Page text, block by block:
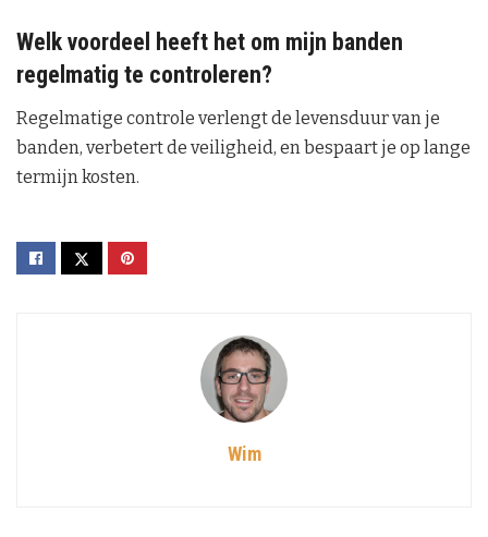
Welk voordeel heeft het om mijn banden
regelmatig te controleren?
Regelmatige controle verlengt de levensduur van je
banden, verbetert de veiligheid, en bespaart je op lange
termijn kosten.
Wim